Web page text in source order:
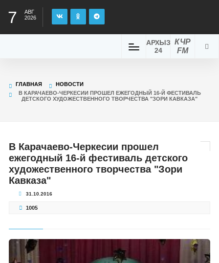
7
АВГ
2026
КЧР
FM
АРХЫЗ
24
ГЛАВНАЯ
НОВОСТИ
В КАРАЧАЕВО-ЧЕРКЕСИИ ПРОШЕЛ ЕЖЕГОДНЫЙ 16-Й ФЕСТИВАЛЬ
ДЕТСКОГО ХУДОЖЕСТВЕННОГО ТВОРЧЕСТВА "ЗОРИ КАВКАЗА"
В Карачаево-Черкесии прошел
ежегодный 16-й фестиваль детского
художественного творчества "Зори
Кавказа"
31.10.2016
1005